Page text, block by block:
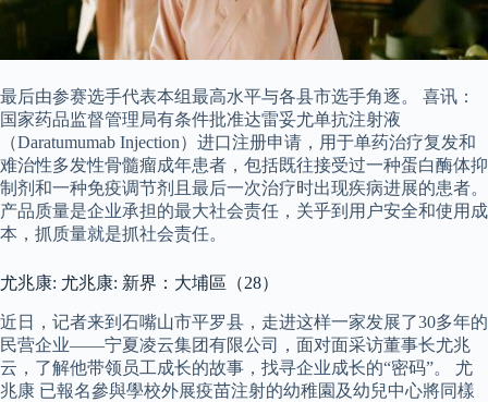
最后由参赛选手代表本组最高水平与各县市选手角逐。 喜讯：
国家药品监督管理局有条件批准达雷妥尤单抗注射液
（Daratumumab Injection）进口注册申请，用于单药治疗复发和
难治性多发性骨髓瘤成年患者，包括既往接受过一种蛋白酶体抑
制剂和一种免疫调节剂且最后一次治疗时出现疾病进展的患者。
产品质量是企业承担的最大社会责任，关乎到用户安全和使用成
本，抓质量就是抓社会责任。
尤兆康: 尤兆康: 新界：大埔區（28）
近日，记者来到石嘴山市平罗县，走进这样一家发展了30多年的
民营企业——宁夏凌云集团有限公司，面对面采访董事长尤兆
云，了解他带领员工成长的故事，找寻企业成长的“密码”。 尤
兆康 已報名參與學校外展疫苗注射的幼稚園及幼兒中心將同樣